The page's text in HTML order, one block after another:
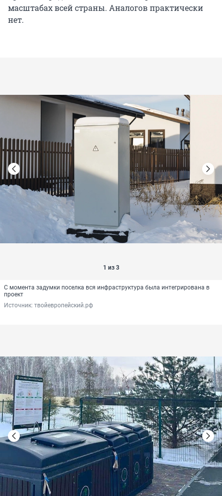
масштабах всей страны. Аналогов практически
нет.
1 из 3
С момента задумки поселка вся инфраструктура была интегрирована в
проект
Источник: твойевропейский.рф